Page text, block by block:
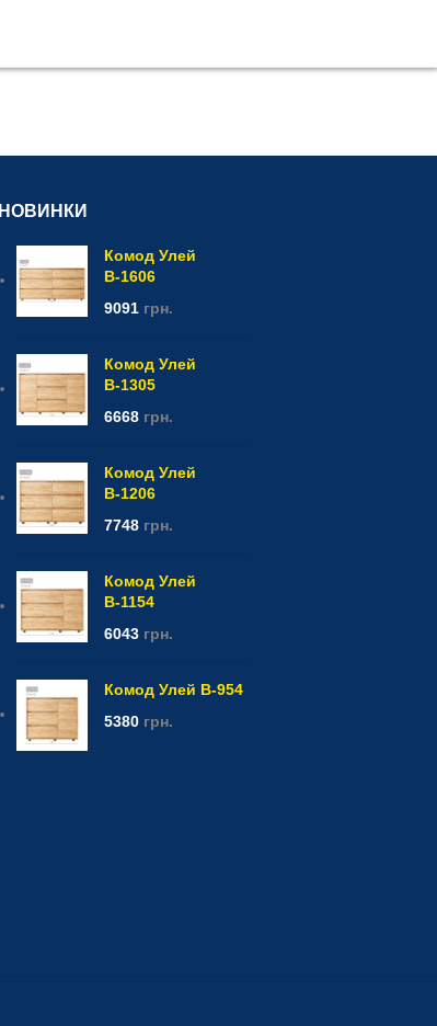
НОВИНКИ
Комод Улей
В-1606
9091 грн.
Комод Улей
В-1305
6668 грн.
Комод Улей
В-1206
7748 грн.
Комод Улей
В-1154
6043 грн.
Комод Улей В-954
5380 грн.